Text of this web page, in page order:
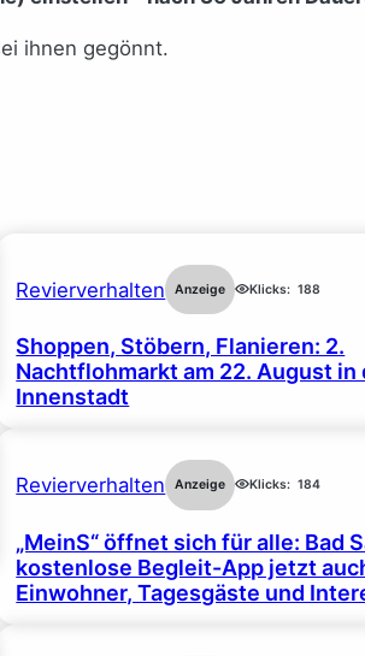
ihnen gegönnt.
Revierverhalten Anzeige Klicks: 188
Shoppen, Stöbern, Flanieren: 2.
Nachtflohmarkt am 22. August in
Innenstadt
Revierverhalten Anzeige Klicks: 184
„MeinS“ öffnet sich für alle: Bad
kostenlose Begleit-App jetzt
Einwohner, Tagesgäste und